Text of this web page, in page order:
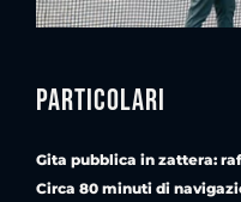
Particolari
Gita pubblica in zattera:
Circa 80 minuti di